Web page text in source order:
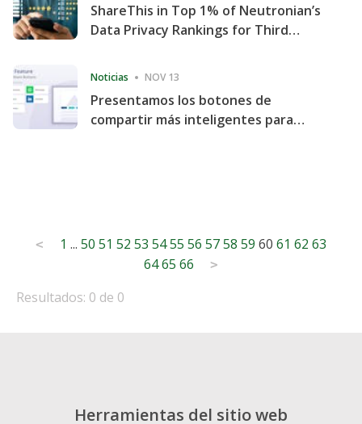
ShareThis in Top 1% of Neutronian’s
Data Privacy Rankings for Third
Noticias NOV 13
Presentamos los botones de
compartir más inteligentes para
Posts
pagination
< 1 ... 50 51 52 53 5455 56 5758 59 60 61 62 63
6465 66 >
Resultados: 0 de 0
Herramientas del sitio web